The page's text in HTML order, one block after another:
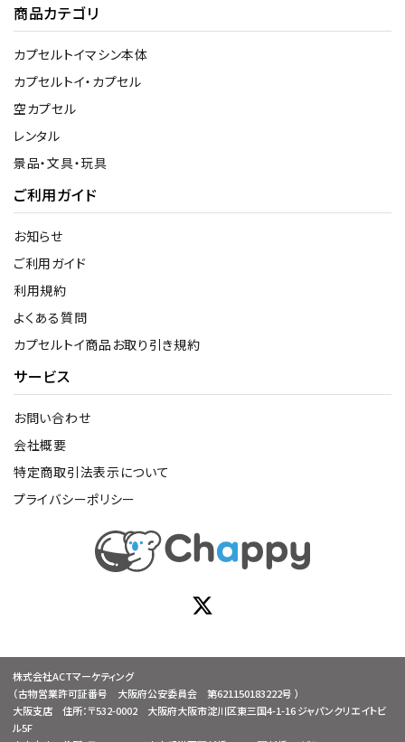
商品カテゴリ
カプセルトイマシン本体
カプセルトイ・カプセル
空カプセル
レンタル
景品・文具・玩具
ご利用ガイド
お知らせ
ご利用ガイド
利用規約
よくある質問
カプセルトイ商品お取り引き規約
サービス
お問い合わせ
会社概要
特定商取引法表示について
プライバシーポリシー
株式会社ACTマーケティング
（古物営業許可証番号 大阪府公安委員会 第621150183222号 ）
大阪支店 住所：〒532-0002 大阪府大阪市淀川区東三国4-1-16 ジャパンクリエイトビ
ル5F